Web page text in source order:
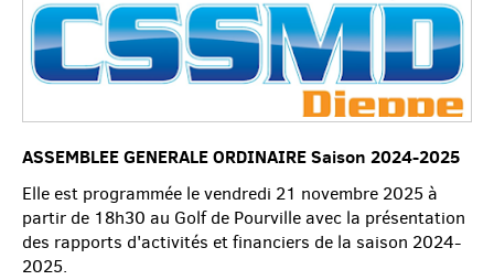
ASSEMBLEE GENERALE ORDINAIRE Saison 2024-2025
Elle est programmée le vendredi 21 novembre 2025 à
partir de 18h30 au Golf de Pourville avec la présentation
des rapports d'activités et financiers de la saison 2024-
2025.